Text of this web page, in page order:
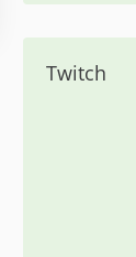
Twitch